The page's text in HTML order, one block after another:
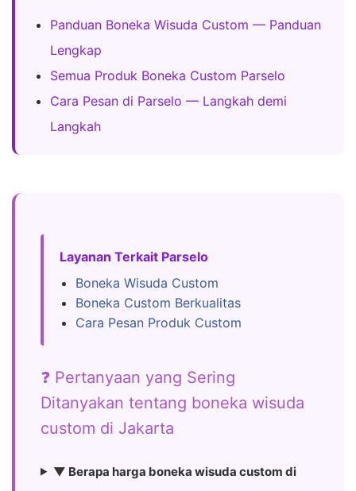
Panduan Boneka Wisuda Custom — Panduan
Lengkap
Semua Produk Boneka Custom Parselo
Cara Pesan di Parselo — Langkah demi
Langkah
Layanan Terkait Parselo
Boneka Wisuda Custom
Boneka Custom Berkualitas
Cara Pesan Produk Custom
❓ Pertanyaan yang Sering
Ditanyakan tentang boneka wisuda
custom di Jakarta
▼ Berapa harga boneka wisuda custom di